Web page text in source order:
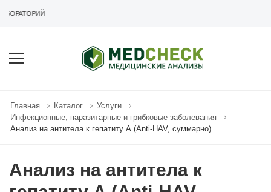
Главная Каталог
Услуги
Инфекционные, паразитарные и грибковые заболевания
Анализ на антитела к гепатиту А (Аnti-HAV, суммарно)
Анализ на антитела к